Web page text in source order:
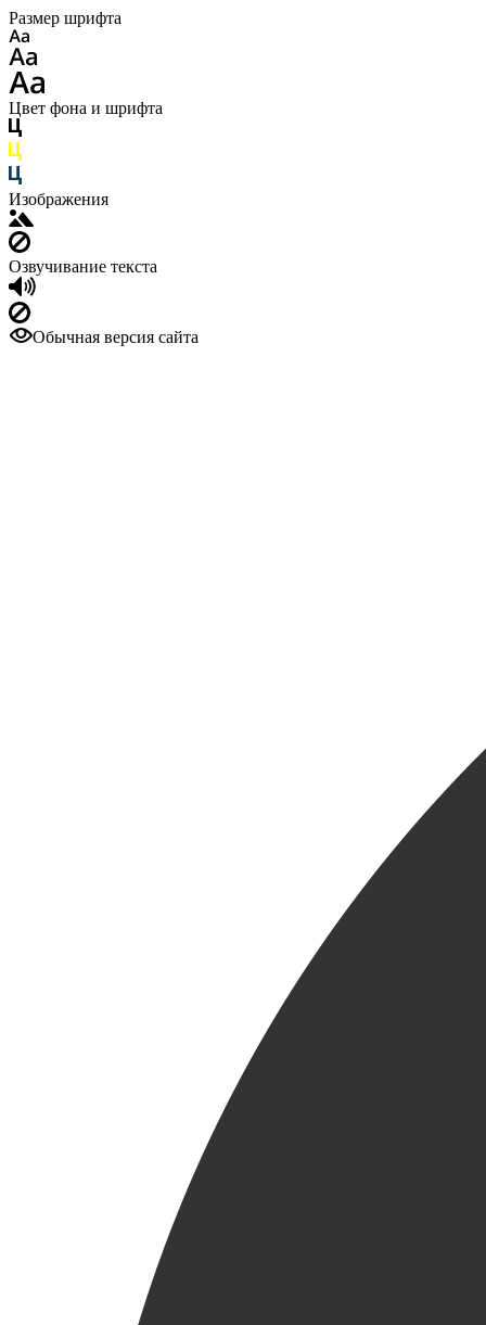
Размер шрифта
Цвет фона и шрифта
Изображения
Озвучивание текста
Обычная версия сайта